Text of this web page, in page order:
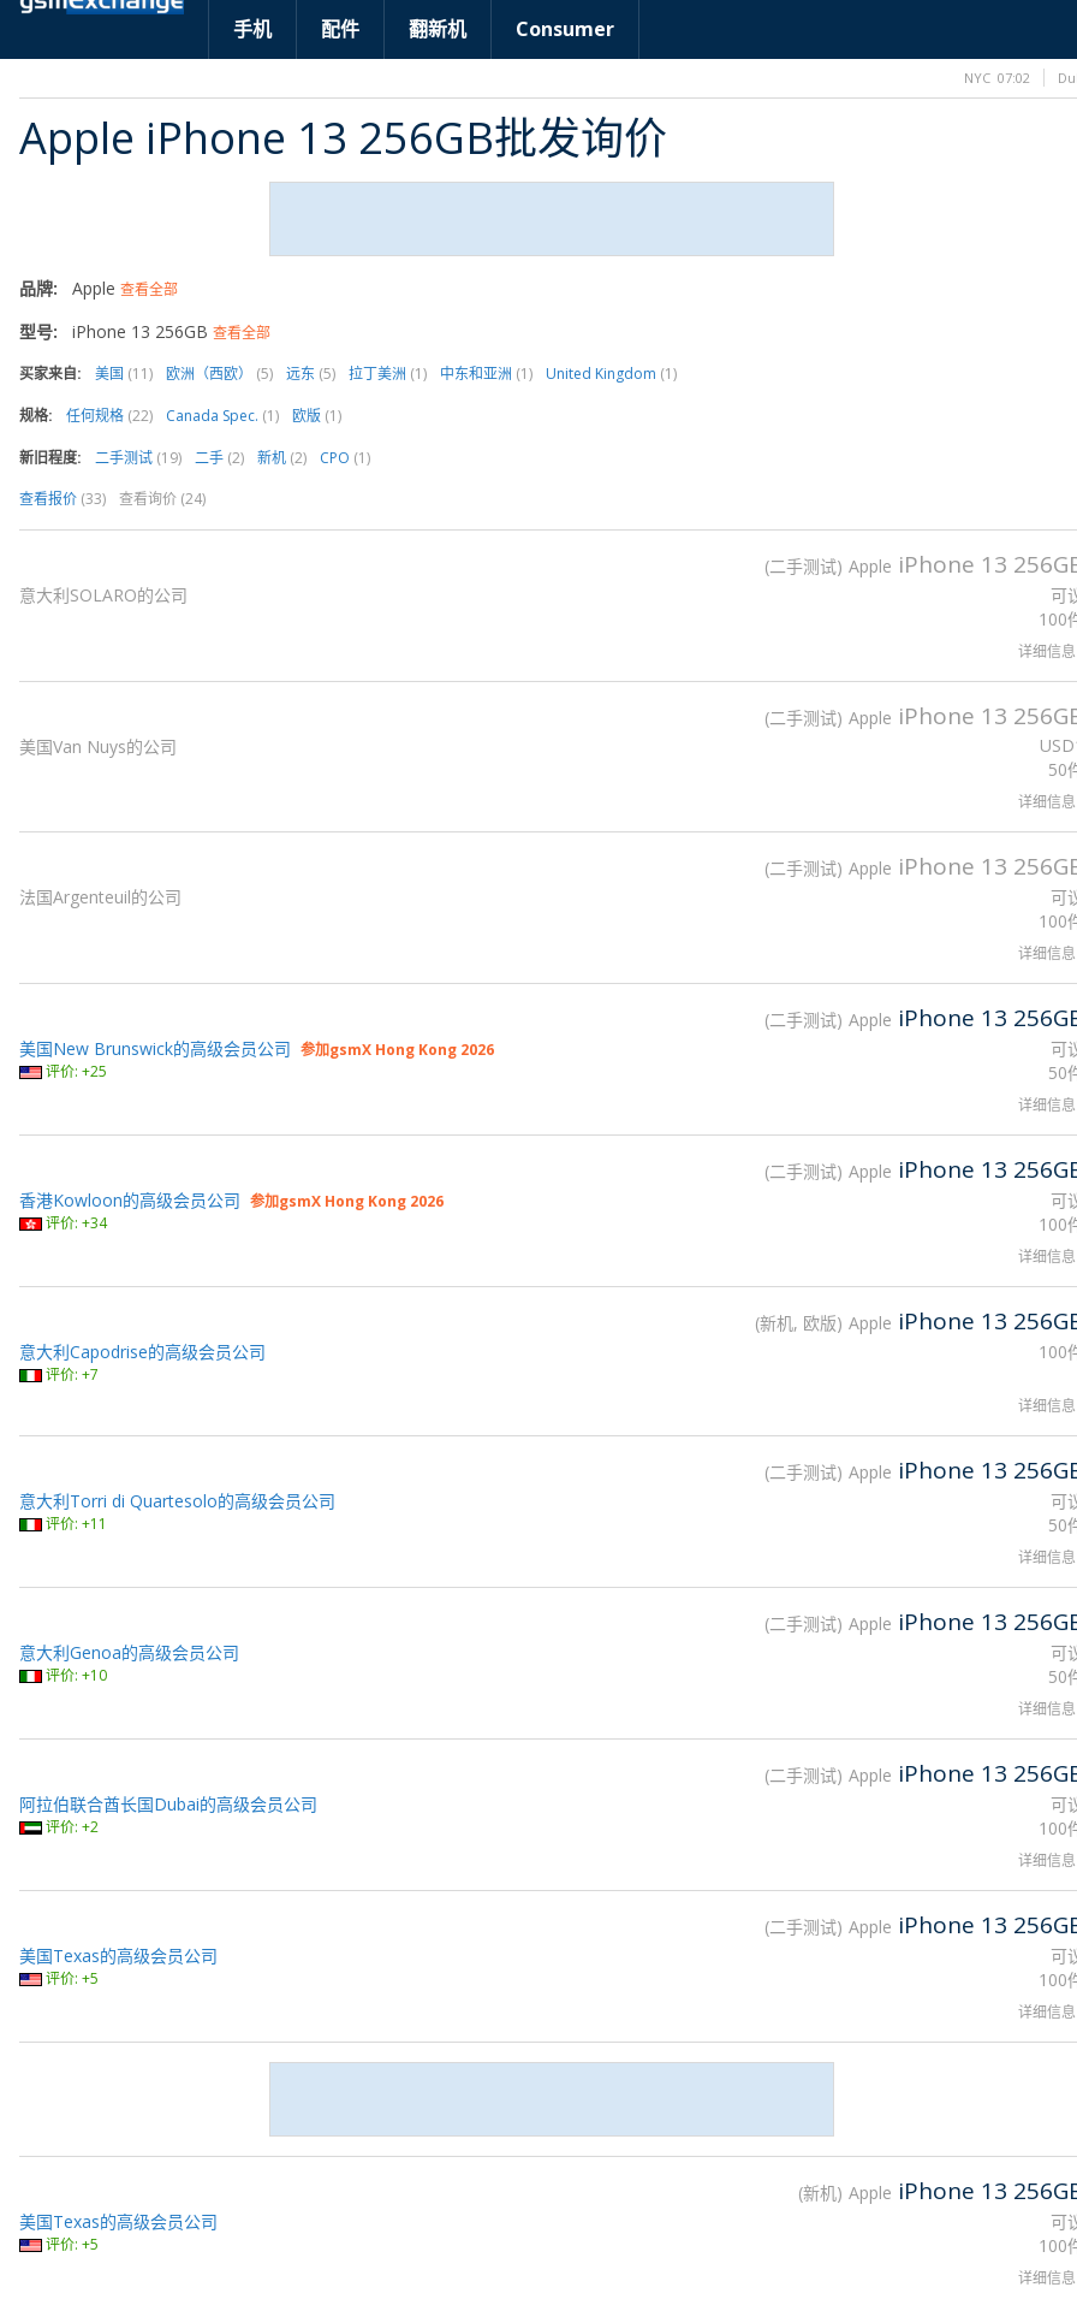
手机 配件 翻新机 Consumer
Apple iPhone 13 256GB批发询价
品牌: Apple 查看全部
型号: iPhone 13 256GB 查看全部
买家来自:
美国 (11) 欧洲（西欧） (5) 远东 (5) 拉丁美洲 (1) 中东和亚洲 (1) United Kingdom (1)
规格: 任何规格 (22) Canada Spec. (1) 欧版 (1)
新旧程度: 二手测试 (19) 二手 (2) 新机 (2) CPO (1)
查看报价 (33) 查看询价 (24)
二手测试 Apple iPhone 13
可
100
意大利SOLARO的公司
详细信息
二手测试 Apple iPhone 13
USD
50
美国Van Nuys的公司
详细信息
二手测试 Apple iPhone 13
可
100
法国Argenteuil的公司
详细信息
二手测试 Apple iPhone 13
可
50
美国New Brunswick的高级会员公司 参加gsmX Hong Kong 2026
评价: +25
详细信息
二手测试 Apple iPhone 13
可
100
香港Kowloon的高级会员公司 参加gsmX Hong Kong 2026
评价: +34
详细信息
新机, 欧版 Apple iPhone 13
100
意大利Capodrise的高级会员公司
评价: +7
详细信息
二手测试 Apple iPhone 13
可
50
意大利Torri di Quartesolo的高级会员公司
评价: +11
详细信息
二手测试 Apple iPhone 13
可
50
意大利Genoa的高级会员公司
评价: +10
详细信息
二手测试 Apple iPhone 13
可
100
阿拉伯联合酋长国Dubai的高级会员公司
评价: +2
详细信息
二手测试 Apple iPhone 13
可
100
美国Texas的高级会员公司
评价: +5
详细信息
新机 Apple iPhone 13
可
100
美国Texas的高级会员公司
评价: +5
详细信息
NYC 07:02